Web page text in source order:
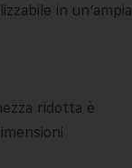
in un’ampia
ridotta è